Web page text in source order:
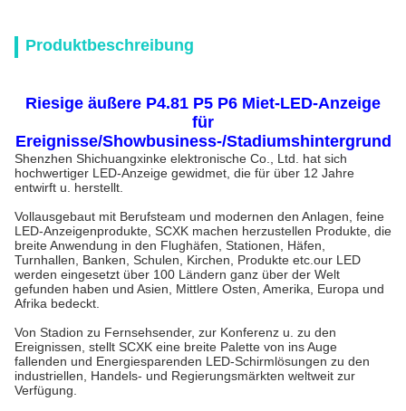
Produktbeschreibung
Riesige äußere P4.81 P5 P6 Miet-LED-Anzeige
für
Ereignisse/Showbusiness-/Stadiumshintergrund
Shenzhen Shichuangxinke elektronische Co., Ltd. hat sich
hochwertiger LED-Anzeige gewidmet, die für über 12 Jahre
entwirft u. herstellt.
Vollausgebaut mit Berufsteam und modernen den Anlagen, feine
LED-Anzeigenprodukte, SCXK machen herzustellen Produkte, die
breite Anwendung in den Flughäfen, Stationen, Häfen,
Turnhallen, Banken, Schulen, Kirchen, Produkte etc.our LED
werden eingesetzt über 100 Ländern ganz über der Welt
gefunden haben und Asien, Mittlere Osten, Amerika, Europa und
Afrika bedeckt.
Von Stadion zu Fernsehsender, zur Konferenz u. zu den
Ereignissen, stellt SCXK eine breite Palette von ins Auge
fallenden und Energiesparenden LED-Schirmlösungen zu den
industriellen, Handels- und Regierungsmärkten weltweit zur
Verfügung.